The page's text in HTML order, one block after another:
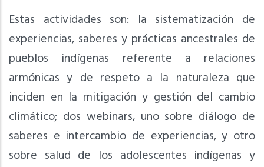
Estas actividades son: la sistematización de
experiencias, saberes y prácticas ancestrales de
pueblos indígenas referente a relaciones
armónicas y de respeto a la naturaleza que
inciden en la mitigación y gestión del cambio
climático; dos webinars, uno sobre diálogo de
saberes e intercambio de experiencias, y otro
sobre salud de los adolescentes indígenas y